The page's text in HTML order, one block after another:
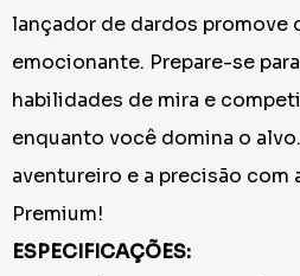
lançador de dardos promove
emocionante. Prepare-se
habilidades de mira e
enquanto você domina o
aventureiro e a precisão com
Premium!
ESPECIFICAÇÕES: